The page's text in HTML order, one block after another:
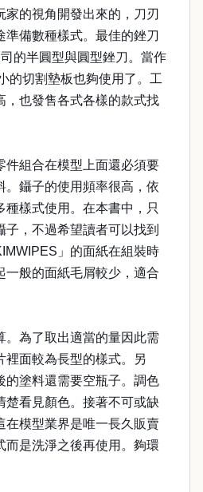
家的視角開發出來的，刀刃
準備數種樣式。最佳的銼刀
的半圓型與圓型銼刀。當作
的切割墊板也夠使用了。工
，也發售各式各樣的款式找
件組合在模型上面還必須要
。鑷子的使用頻率很高，依
種樣式使用。在本書中，只
，不過希望讀者可以找到
」的面紙在組裝時
一般的面紙毛屑較少，適合
。為了取出適當的量因此需
裡面較為長型的樣式。另
的塗料還需要空瓶子。調色
楚看見顏色。接著不可或缺
在模型業界是唯一長久販賣
而是洗淨之後再使用。夠環